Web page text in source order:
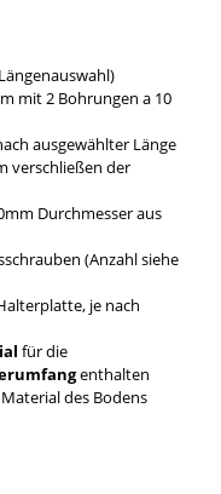
mit 2 Bohrungen a 10
ausgewählter Länge
verschließen der
Durchmesser aus
(Anzahl siehe
je nach
für die
enthalten
des Bodens